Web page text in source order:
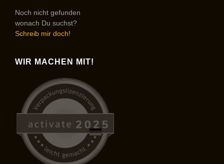
Noch nicht gefunden
wonach Du suchst?
Schreib mir doch!
WIR MACHEN MIT!